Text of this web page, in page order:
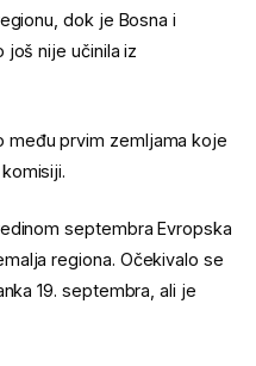
dok je Bosna i
još nije učinila iz
među prvim zemljama koje
septembra Evropska
regiona. Očekivalo se
19. septembra, ali je